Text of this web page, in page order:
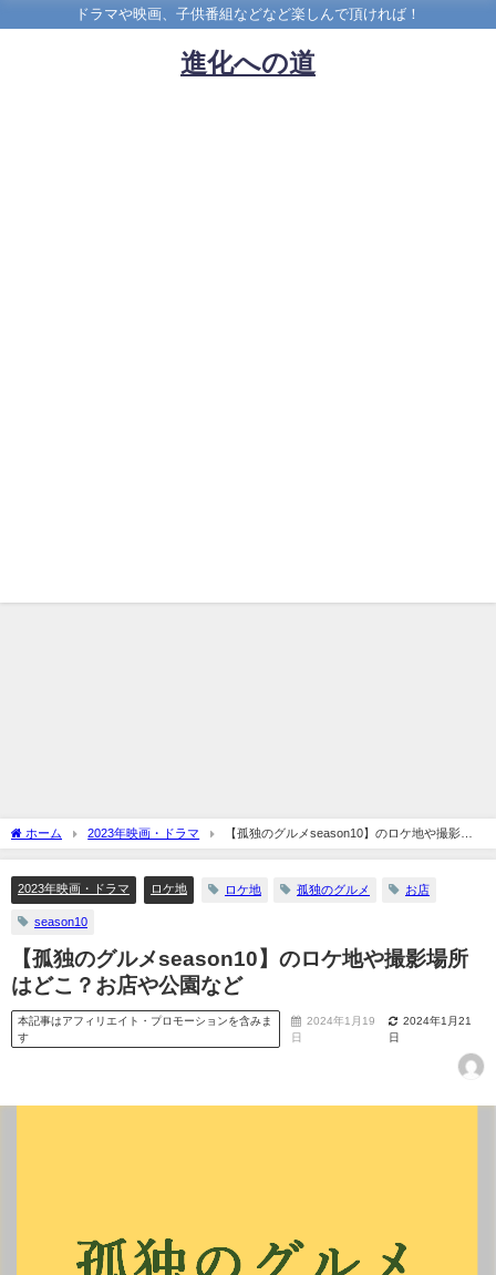
ドラマや映画、子供番組などなど楽しんで頂ければ！
進化への道
ホーム 2023年映画・ドラマ
【孤独のグルメseason10】のロケ地や撮影場
所はどこ？お店や公園など
2023年映画・ドラマ ロケ地 ロケ地 孤独のグルメ お店
season10
【孤独のグルメseason10】のロケ地や撮影場所
はどこ？お店や公園など
本記事はアフィリエイト・プロモーションを含みま
す
2024年1月19
日
2024年1月21
日